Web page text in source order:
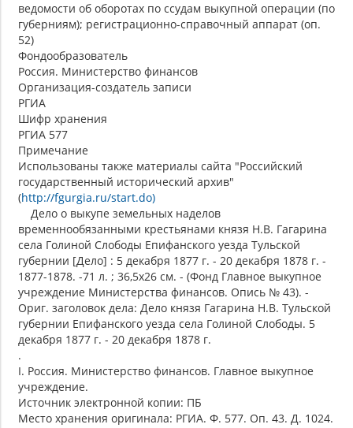
ведомости об оборотах по ссудам выкупной операции (по
губерниям); регистрационно-справочный аппарат (оп.
52)
Фондообразователь
Россия. Министерство финансов
Организация-создатель записи
РГИА
Шифр хранения
РГИА 577
Примечание
Использованы также материалы сайта "Российский
государственный исторический архив"
(http://fgurgia.ru/start.do)
Дело о выкупе земельных наделов
временнообязанными крестьянами князя Н.В. Гагарина
села Голиной Слободы Епифанского уезда Тульской
губернии [Дело] : 5 декабря 1877 г. - 20 декабря 1878 г. -
1877-1878. -71 л. ; 36,5х26 см. - (Фонд Главное выкупное
учреждение Министерства финансов. Опись № 43). -
Ориг. заголовок дела: Дело князя Гагарина Н.В. Тульской
губернии Епифанского уезда села Голиной Слободы. 5
декабря 1877 г. - 20 декабря 1878 г.
.
I. Россия. Министерство финансов. Главное выкупное
учреждение.
Источник электронной копии: ПБ
Место хранения оригинала: РГИА. Ф. 577. Оп. 43. Д. 1024.